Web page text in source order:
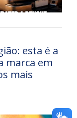
esta é a
marca em
mais